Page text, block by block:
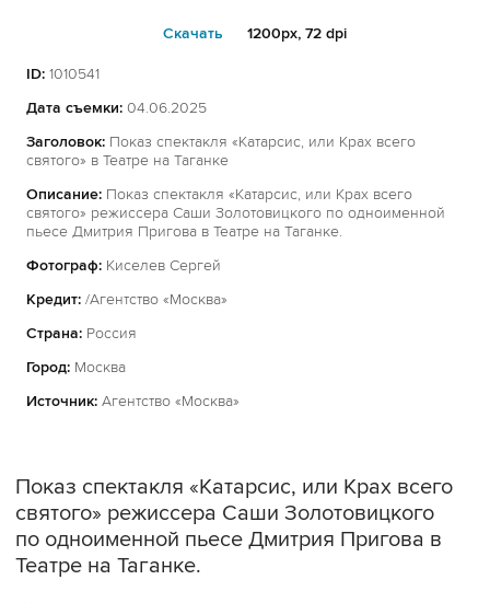
Cкачать 1200px, 72 dpi
ID: 1010541
Дата съемки: 04.06.2025
Заголовок: Показ спектакля «Катарсис, или Крах всего
святого» в Театре на Таганке
Описание: Показ спектакля «Катарсис, или Крах всего
святого» режиссера Саши Золотовицкого по одноименной
пьесе Дмитрия Пригова в Театре на Таганке.
Фотограф: Киселев Сергей
Кредит: /Агентство «Москва»
Страна: Россия
Город: Москва
Источник: Агентство «Москва»
Показ спектакля «Катарсис, или Крах всего
святого» режиссера Саши Золотовицкого
по одноименной пьесе Дмитрия Пригова в
Театре на Таганке.